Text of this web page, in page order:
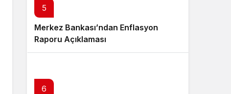
5
Merkez Bankası’ndan Enflasyon
Raporu Açıklaması
6